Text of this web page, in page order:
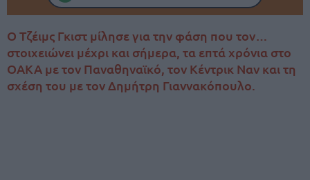
Ο Τζέιμς Γκιστ μίλησε για την φάση που τον…
στοιχειώνει μέχρι και σήμερα, τα επτά χρόνια στο
ΟΑΚΑ με τον Παναθηναϊκό, τον Κέντρικ Ναν και τη
σχέση του με τον Δημήτρη Γιαννακόπουλο.